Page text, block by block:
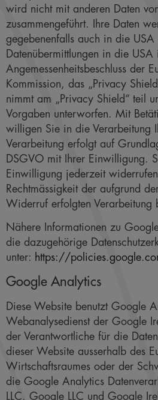
wird nicht mit anderen Daten
zusammengeführt. Ihre Daten
gegebenenfalls auch in die USA
Datenübermittlungen in die USA
Angemessenheitsbeschluss der
Kommission, das „Privacy
nimmt am „Privacy Shield“ teil
Vorgaben unterworfen. Mit
willigen Sie in die Verarbeitung
Verarbeitung erfolgt auf
DSGVO mit Ihrer Einwilligung.
Einwilligung jederzeit
Rechtmässigkeit der aufgrund
Widerruf erfolgten Verarbeitung
Nähere Informationen zu
die dazugehörige
unter: https://
Google Analytics
Diese Website benutzt Google
Webanalysedienst der Google
der Verantwortliche für die
dieser Website ausserhalb des
Wirtschaftsraumes oder der
die Google Analytics
LLC. Google LLC und Google